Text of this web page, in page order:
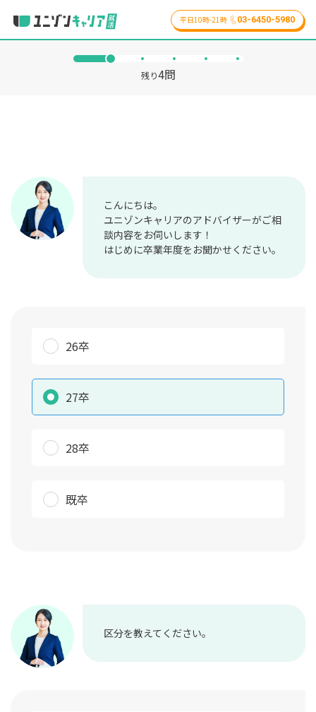
残り4問
平日10時-21時 03-6450-5980
こんにちは。
ユニゾンキャリアのアドバイザーがご相
談内容をお伺いします！
はじめに卒業年度をお聞かせください。
26卒
27卒
28卒
既卒
区分を教えてください。